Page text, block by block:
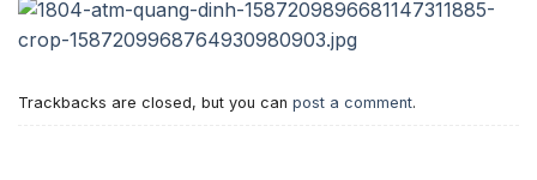
Trackbacks are closed, but you can post a comment.